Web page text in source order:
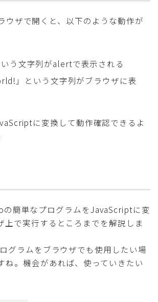
ザで開くと、以下のような動作が
いう文字列がalertで表示される
」という文字列がブラウザに表
に変換して動作確認できるよ
の簡単なプログラムをJavaScriptに変
上で実行するところまでを解説しま
グラムをブラウザでも使用したい場
ね。機会があれば、使っていきたい